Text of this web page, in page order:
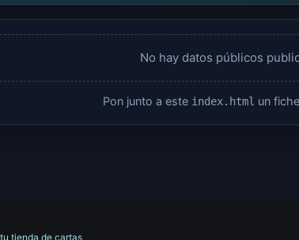
No hay datos públicos
Pon junto a este index.html un
tienda de cartas